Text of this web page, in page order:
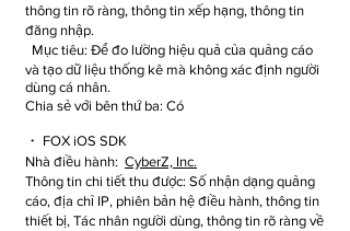
thông tin rõ ràng, thông tin xếp hạng, thông tin
đăng nhập.
Mục tiêu: Để đo lường hiệu quả của quảng cáo
và tạo dữ liệu thống kê mà không xác định người
dùng cá nhân.
Chia sẻ với bên thứ ba: Có
・ FOX iOS SDK
Nhà điều hành: CyberZ, Inc.
Thông tin chi tiết thu được: Số nhận dạng quảng
cáo, địa chỉ IP, phiên bản hệ điều hành, thông tin
thiết bị, Tác nhân người dùng, thông tin rõ ràng về